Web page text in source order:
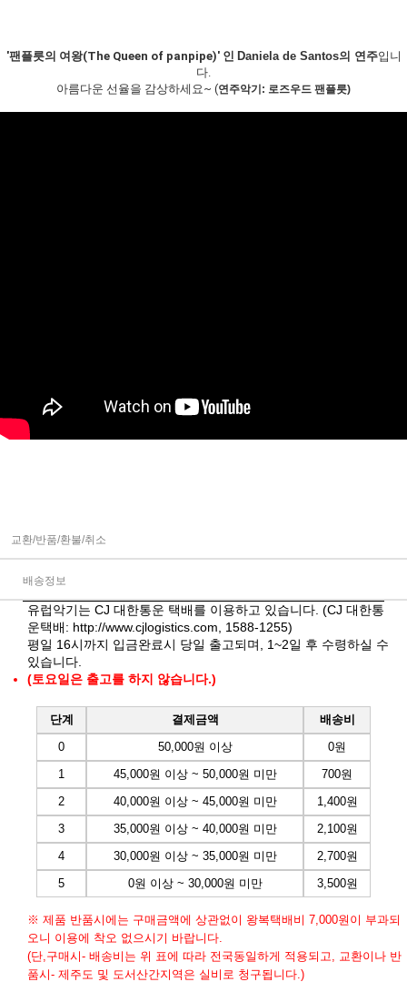
'팬플릇의 여왕(The Queen of panpipe)' 인 Daniela de Santos의 연주입니
다.
아름다운 선율을 감상하세요~ (연주악기: 로즈우드 팬플릇)
교환/반품/환불/취소
배송정보
유럽악기는 CJ 대한통운 택배를 이용하고 있습니다. (CJ 대한통
운택배: http://www.cjlogistics.com , 1588-1255)
평일 16시까지 입금완료시 당일 출고되며, 1~2일 후 수령하실 수
있습니다.
(토요일은 출고를 하지 않습니다.)
단계 결제금액
배송비
0
50,000원 이상
0원
1
45,000원 이상 ~ 50,000원 미만
700원
2
40,000원 이상 ~ 45,000원 미만
1,400원
3
35,000원 이상 ~ 40,000원 미만
2,100원
4
30,000원 이상 ~ 35,000원 미만
2,700원
5
0원 이상 ~ 30,000원 미만 3,500원
※ 제품 반품시에는 구매금액에 상관없이 왕복택배비 7,000원이 부과되
오니 이용에 착오 없으시기 바랍니다.
(단,구매시- 배송비는 위 표에 따라 전국동일하게 적용되고, 교환이나 반
품시- 제주도 및 도서산간지역은 실비로 청구됩니다.)